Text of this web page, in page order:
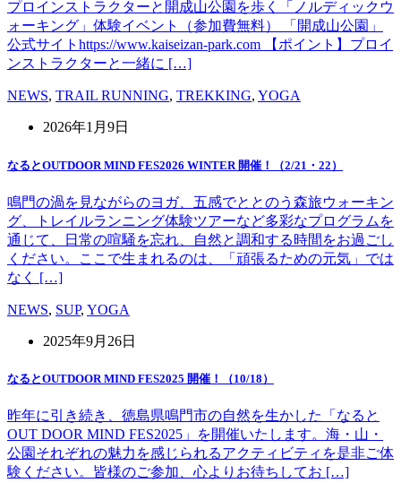
プロインストラクターと開成山公園を歩く「ノルディックウ
ォーキング」体験イベント（参加費無料） 「開成山公園」
公式サイトhttps://www.kaiseizan-park.com 【ポイント】プロイ
ンストラクターと一緒に […]
NEWS, TRAIL RUNNING, TREKKING, YOGA
2026年1月9日
なるとOUTDOOR MIND FES2026 WINTER 開催！（2/21・22）
鳴門の渦を見ながらのヨガ、五感でととのう森旅ウォーキン
グ、トレイルランニング体験ツアーなど多彩なプログラムを
通じて、日常の喧騒を忘れ、自然と調和する時間をお過ごし
ください。ここで生まれるのは、「頑張るための元気」では
なく […]
NEWS, SUP, YOGA
2025年9月26日
なるとOUTDOOR MIND FES2025 開催！（10/18）
昨年に引き続き、徳島県鳴門市の自然を生かした「なると
OUT DOOR MIND FES2025」を開催いたします。海・山・
公園それぞれの魅力を感じられるアクティビティを是非ご体
験ください。皆様のご参加、心よりお待ちしてお […]